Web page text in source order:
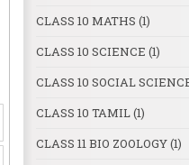
CLASS 10 MATHS (1)
CLASS 10 SCIENCE (1)
CLASS 10 SOCIAL
CLASS 10 TAMIL(1)
CLASS 11 BIO ZOOLOGY(1)